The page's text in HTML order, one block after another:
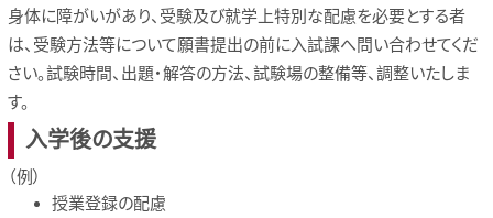
身体に障がいがあり、受験及び就学上特別な配慮を必要とする者
は、受験方法等について願書提出の前に入試課へ問い合わせてくだ
さい。試験時間、出題・解答の方法、試験場の整備等、調整いたしま
す。
入学後の支援
（例）
授業登録の配慮